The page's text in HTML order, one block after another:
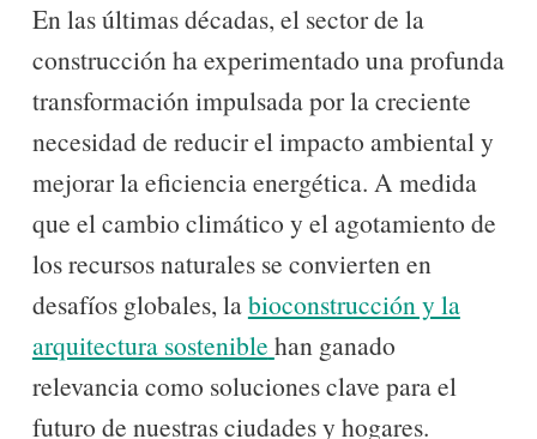
En las últimas décadas, el sector de la
construcción ha experimentado una profunda
transformación impulsada por la creciente
necesidad de reducir el impacto ambiental y
mejorar la eficiencia energética. A medida
que el cambio climático y el agotamiento de
los recursos naturales se convierten en
desafíos globales, labioconstrucción y la
arquitectura sostenible han ganado
relevancia como soluciones clave para el
futuro de nuestras ciudades y hogares.